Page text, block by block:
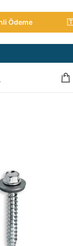
Ödeme